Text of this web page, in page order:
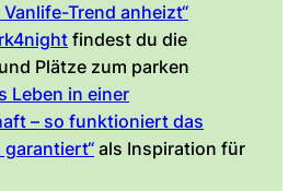
Trend anheizt“
findest du die
Plätze zum parken
Leben in einer
– so funktioniert das
garantiert“ als Inspiration für